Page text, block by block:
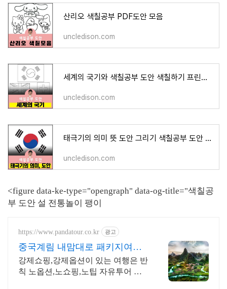
산리오 색칠공부 PDF도안 모음
uncledison.com
세계의 국기와 색칠공부 도안 색칠하기 프린트 무료다운
uncledison.com
태극기의 의미 뜻 도안 그리기 색칠공부 도안 색칠하기 프린트 무료다운
uncledison.com
<figure data-ke-type="opengraph" data-og-title="색칠공
부 도안 설 전통놀이 팽이
https://www.pandatour.co.kr 광고
중국계림 내맘대로 패키지여행
노쇼핑,노옵션,노팁
강제쇼핑,강제옵션이 있는 여행은 반
칙 노옵션,노쇼핑,노팁 자유투어 패